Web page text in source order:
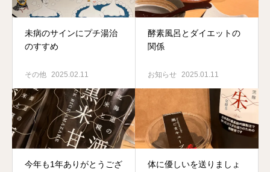
未病のサインにプチ湯治
のすすめ
その他 2025.02.11
酵素風呂とダイエットの
関係
お知らせ 2025.01.11
今年も1年ありがとうござ
体に優しいを送りましょ